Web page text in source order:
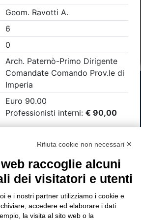
nessun evento formativo con i
utilizzati
Visura SpA
con Socio Unico
alla direzione e coordinamento
REA n. 877679
Rifiuta cookie non necessari ✕
raccoglie alcuni
dei visitatori e utenti
e i nostri partner utilizziamo i cookie e
accedere ed elaborare i dati
la visita al sito web o la